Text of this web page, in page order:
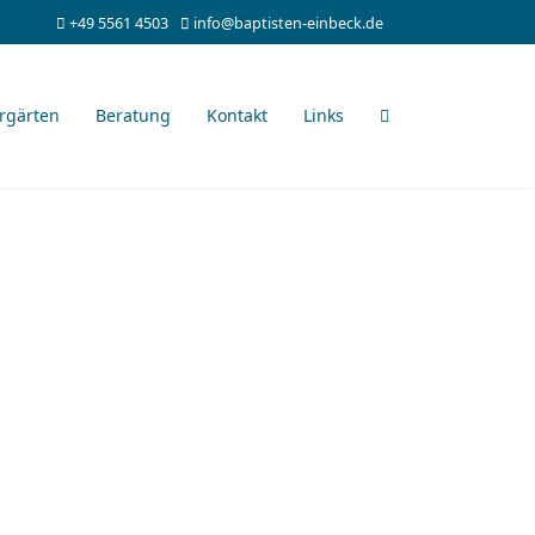
+49 5561 4503 info@baptisten-einbeck.de
Beratung Kontakt Links